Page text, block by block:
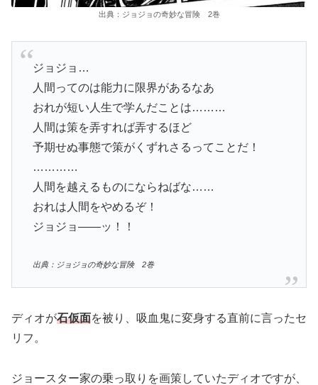
出典：ジョジョの奇妙な冒険 2巻
ジョジョ…
人間ってのは能力に限界があるなあ
おれが短い人生で学んだことは………
人間は策を弄すれば弄するほど
予期せぬ事態で策がくずれさるってことだ！
…………
人間を越えるものにならねばな……
おれは人間をやめるぞ！
ジョジョ――ッ！！
出典：ジョジョの奇妙な冒険 2巻
ディオが石仮面を被り、吸血鬼に変身する直前に言ったセ
リフ。
ジョースター家の乗っ取りを画策していたディオですが、